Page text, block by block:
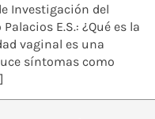
Investigación del
E.S.: ¿Qué es la
vaginal es una
síntomas como